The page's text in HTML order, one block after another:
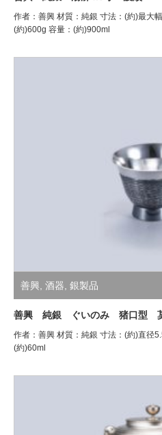
作者：善興 材質：純銀 寸法：(約)最大
(約)600g 容量：(約)900ml
善興 酒器 銀製品
善興 純銀 ぐいのみ 猪口型
作者：善興 材質：純銀 寸法：(約)直径
(約)60ml